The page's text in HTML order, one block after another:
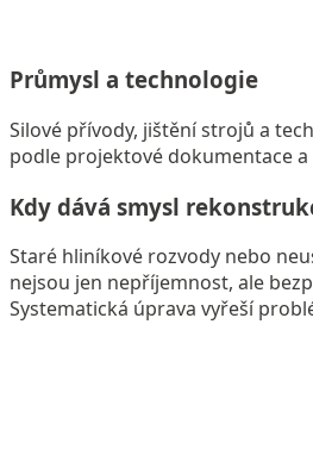
Průmysl a technologie
Silové přívody, jištění strojů a
podle projektové dokumentace
Kdy dává smysl
Staré hliníkové rozvody nebo
nejsou jen nepříjemnost, ale
Systematická úprava vyřeší